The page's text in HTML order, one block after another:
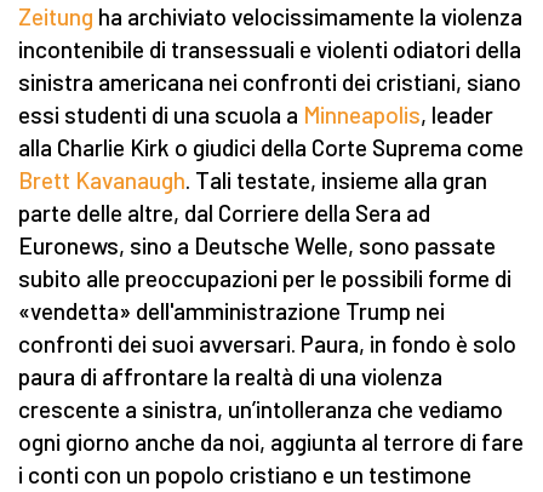
Zeitung ha archiviato velocissimamente la violenza
incontenibile di transessuali e violenti odiatori della
sinistra americana nei confronti dei cristiani, siano
essi studenti di una scuola a Minneapolis, leader
alla Charlie Kirk o giudici della Corte Suprema come
Brett Kavanaugh. Tali testate, insieme alla gran
parte delle altre, dal Corriere della Sera ad
Euronews, sino a Deutsche Welle, sono passate
subito alle preoccupazioni per le possibili forme di
«vendetta» dell'amministrazione Trump nei
confronti dei suoi avversari. Paura, in fondo è solo
paura di affrontare la realtà di una violenza
crescente a sinistra, un’intolleranza che vediamo
ogni giorno anche da noi, aggiunta al terrore di fare
i conti con un popolo cristiano e un testimone